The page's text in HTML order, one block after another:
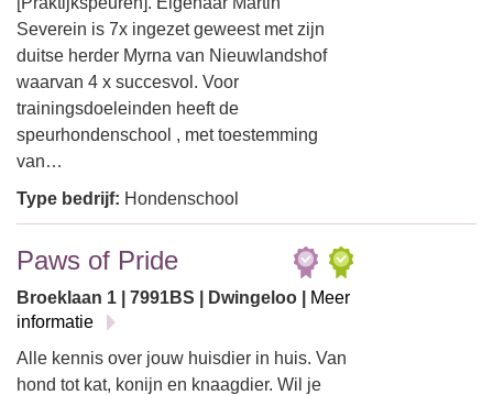
Severein is 7x ingezet geweest met zijn
duitse herder Myrna van Nieuwlandshof
waarvan 4 x succesvol. Voor
trainingsdoeleinden heeft de
speurhondenschool , met toestemming
van…
Type bedrijf: Hondenschool
Paws of Pride
Broeklaan 1 | 7991BS | Dwingeloo |
Meer
informatie
Alle kennis over jouw huisdier in huis. Van
hond tot kat, konijn en knaagdier. Wil je